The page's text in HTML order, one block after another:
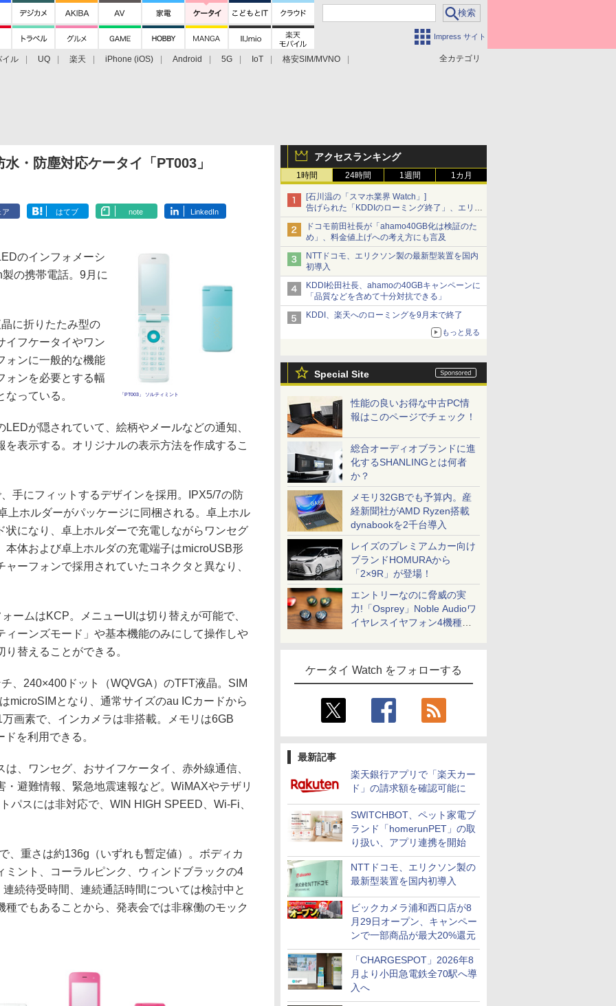
Impress サイト
全カテゴリ
イル UQ 楽天 iPhone (iOS) Android 5G IoT
格安SIM/MVNO
アクセスランキング
1時間 24時間 1週間 1カ月
[石川温の「スマホ業界 Watch」]
告げられた「KDDIのローミング終了」、エリア
マップの落とし穴と楽天モバイルの課題
ドコモ前田社長が「ahamo40GB化は検証のた
め」、料金値上げへの考え方にも言及
NTTドコモ、エリクソン製の最新型装置を国内
初導入
KDDI松田社長、ahamoの40GBキャンペーンに
「品質などを含めて十分対抗できる」
KDDI、楽天へのローミングを9月末で終了
もっと見る
Special Site
性能の良いお得な中古PC情
報はこのページでチェック！
総合オーディオブランドに進
化するSHANLINGとは何者
か？
メモリ32GBでも予算内。産
経新聞社がAMD Ryzen搭載
dynabookを2千台導入
レイズのプレミアムカー向け
ブランドHOMURAから
「2×9R」が登場！
エントリーなのに脅威の実
力!「Osprey」Noble Audioワ
イヤレスイヤフォン4機種を
ケータイ Watch をフォローする
最新記事
楽天銀行アプリで「楽天カー
ド」の請求額を確認可能に
SWITCHBOT、ペット家電ブ
ランド「homerunPET」の取
り扱い、アプリ連携を開始
NTTドコモ、エリクソン製の
最新型装置を国内初導入
ビックカメラ浦和西口店が8
月29日オープン、キャンペー
ンで一部商品が最大20%還元
「CHARGESPOT」2026年8
月より小田急電鉄全70駅へ導
入へ
・防塵対応ケータイ「PT003」
ア はてブ note LinkedIn
「PT003」 ソルティミント
のインフォメーシ
の携帯電話。9月に
に折りたたみ型の
イフケータイやワン
ォンに一般的な機能
ォンを必要とする幅
っている。
が隠されていて、絵柄やメールなどの通知、
表示する。オリジナルの表示方法を作成するこ
手にフィットするデザインを採用。IPX5/7の防
上ホルダーがパッケージに同梱される。卓上ホル
状になり、卓上ホルダーで充電しながらワンセグ
本体および卓上ホルダの充電端子はmicroUSB形
ーフォンで採用されていたコネクタと異なり、
ムはKCP。メニューUIは切り替えが可能で、
ィーンズモード」や基本機能のみにして操作しや
替えることができる。
240×400ドット（WQVGA）のTFT液晶。SIM
microSIMとなり、通常サイズのau ICカードから
画素で、インカメラは非搭載。メモリは6GB
を利用できる。
、ワンセグ、おサイフケータイ、赤外線通信、
避難情報、緊急地震速報など。WiMAXやテザリ
パスには非対応で、WIN HIGH SPEED、Wi-Fi、
重さは約136g（いずれも暫定値）。ボディカ
ミント、コーラルピンク、ウィンドブラックの4
続待受時間、連続通話時間については検討中と
でもあることから、発表会では非稼働のモック